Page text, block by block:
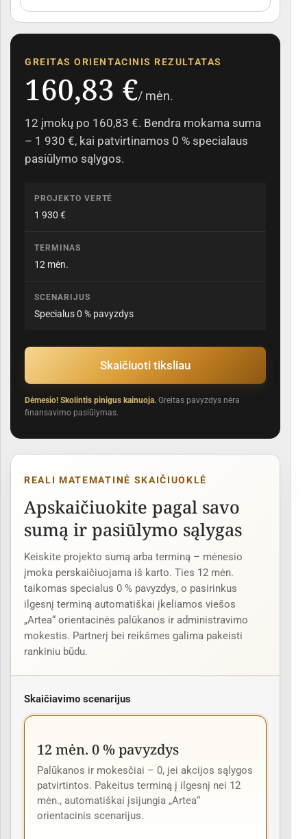
GREITAS ORIENTACINIS REZULTATAS
160,83 €/ mėn.
12 įmokų po 160,83 €. Bendra mokama suma
– 1 930 €, kai patvirtinamos 0 % specialaus
pasiūlymo sąlygos.
PROJEKTO VERTĖ
1 930 €
TERMINAS
12 mėn.
SCENARIJUS
Specialus 0 % pavyzdys
Skaičiuoti tiksliau
Dėmesio! Skolintis pinigus kainuoja. Greitas pavyzdys nėra
finansavimo pasiūlymas.
REALI MATEMATINĖ SKAIČIUOKLĖ
Apskaičiuokite pagal savo
sumą ir pasiūlymo sąlygas
Keiskite projekto sumą arba terminą – mėnesio
įmoka perskaičiuojama iš karto. Ties 12 mėn.
taikomas specialus 0 % pavyzdys, o pasirinkus
ilgesnį terminą automatiškai įkeliamos viešos
„Artea“ orientacinės palūkanos ir administravimo
mokestis. Partnerį bei reikšmes galima pakeisti
rankiniu būdu.
Skaičiavimo scenarijus
12 mėn. 0 % pavyzdys
Palūkanos ir mokesčiai – 0, jei akcijos sąlygos
patvirtintos. Pakeitus terminą į ilgesnį nei 12
mėn., automatiškai įsijungia „Artea“
orientacinis scenarijus.